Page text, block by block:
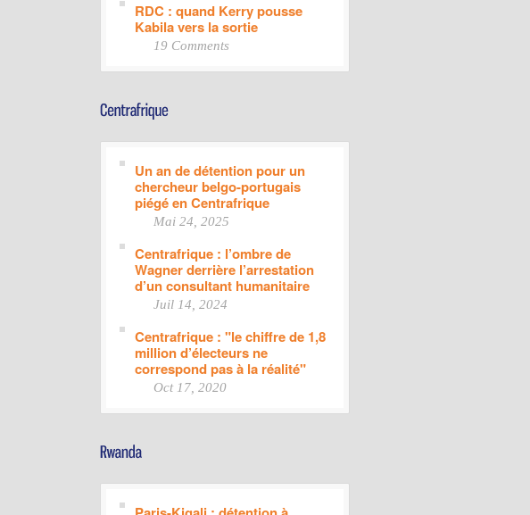
RDC : quand Kerry pousse
Kabila vers la sortie
19 Comments
Un an de détention pour un
chercheur belgo-portugais
piégé en Centrafrique
Mai 24, 2025
Centrafrique : l’ombre de
Wagner derrière l’arrestation
d’un consultant humanitaire
Juil 14, 2024
Centrafrique : "le chiffre de 1,8
million d’électeurs ne
correspond pas à la réalité"
Oct 17, 2020